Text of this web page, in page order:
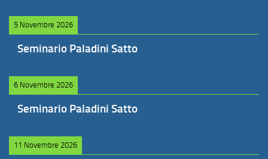
5 Novembre 2026
Seminario Paladini Satto
6 Novembre 2026
Seminario Paladini Satto
11 Novembre 2026